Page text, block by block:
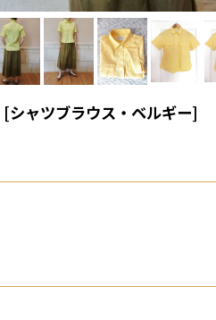
[シャツブラウス・ベルギー]